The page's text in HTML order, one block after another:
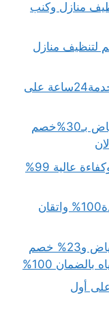
منازل وكنب
بـ 33% خصم لتنظيف منازل
كشف تسربات المياه جنوب الرياض خدمة24ساعة على
شركة كشف تسربات المياه غرب الرياض بـ30%خصم
شركة تنظيف بالدلم خدمات متكاملة وكفاءة عالية 99%
سباك الرياض..افضل فني سباكة بجودة100% واتقان
شركة كشف تسربات المياه شرق الرياض و23% خصم
100%
بالرياض..خصم40%على أول